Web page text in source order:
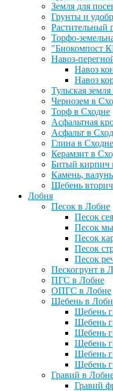
Земля для
Грунты и
Растительный
Торфо-
"Биокомпост
Навоз-
Навоз
Навоз
Тульская
Чернозем в
Торф в Сходне
Асфальтная
Асфальт в
Глина в Сходне
Керамзит в
Битый кирпич
Камень,
Щебень
Лобня
Песок в Лобне
Песок
Песок
Песок
Песок
Песок
Пескогрунт в
ПГС в Лобне
ОПГС в Лобне
Щебень в
Щебень
Щебень
Щебень
Щебень
Щебень
Щебень
Гравий в
Гравий